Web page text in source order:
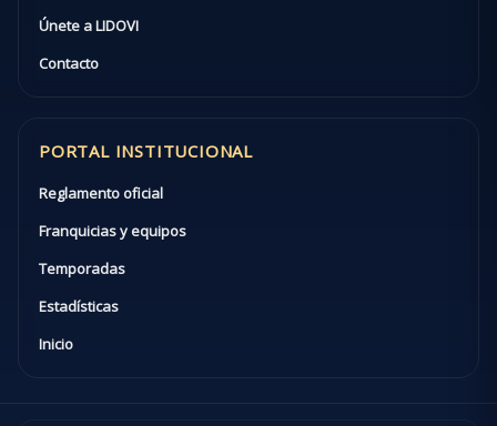
Únete a LIDOVI
Contacto
PORTAL INSTITUCIONAL
Reglamento oficial
Franquicias y equipos
Temporadas
Estadísticas
Inicio